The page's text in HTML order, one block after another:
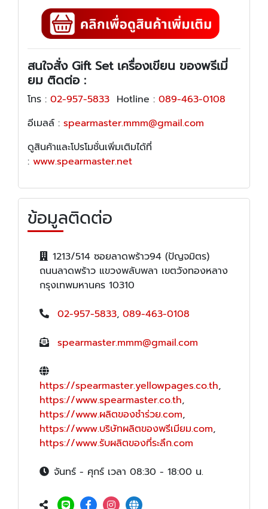
สนใจสั่ง Gift Set เครื่องเขียน ของพรีเมี่
ยม ติดต่อ :
โทร : 02-957-5833 Hotline : 089-463-0108
อีเมลล์ : spearmaster.mmm@gmail.com
ดูสินค้าและโปรโมชั่นเพิ่มเติมได้ที่
: www.spearmaster.net
ข้อมูลติดต่อ
1213/514 ซอยลาดพร้าว94 (ปัญจมิตร)
ถนนลาดพร้าว แขวงพลับพลา เขตวังทองหลาง
กรุงเทพมหานคร 10310
02-957-5833, 089-463-0108
spearmaster.mmm@gmail.com
https://spearmaster.yellowpages.co.th,
https://www.spearmaster.co.th,
https://www.ผลิตของชำร่วย.com,
https://www.บริษัทผลิตของพรีเมียม.com,
https://www.รับผลิตของที่ระลึก.com
จันทร์ - ศุกร์ เวลา 08:30 - 18:00 น.